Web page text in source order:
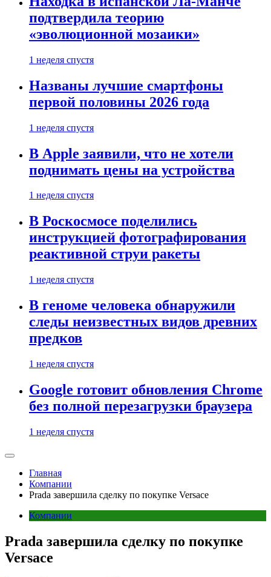
подтвердила теорию
«эволюционной мозаики»
1 неделя спустя
Названы лучшие смартфоны
первой половины 2026 года
1 неделя спустя
В Apple заявили, что не хотели
поднимать цены на устройства
1 неделя спустя
В Роскосмосе поделились
инструкцией фотографирования
реактивной струи ракеты
1 неделя спустя
В геноме человека обнаружили
следы неизвестных видов древних
предков
1 неделя спустя
Google готовит обновления Chrome
без полной перезагрузки браузера
1 неделя спустя
Главная
Компании
Prada завершила сделку по покупке Versace
Компании
Prada завершила сделку по покупке
Versace